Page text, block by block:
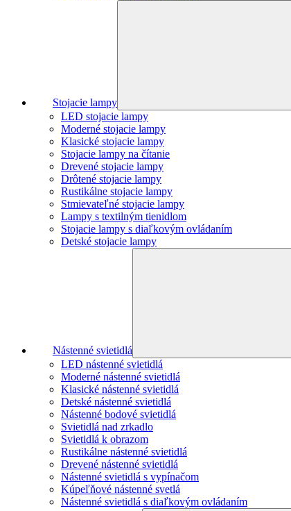
Stojacie lampy
LED stojacie lampy
Moderné stojacie lampy
Klasické stojacie lampy
Stojacie lampy na čítanie
Drevené stojacie lampy
Drôtené stojacie lampy
Rustikálne stojacie lampy
Stmievateľné stojacie lampy
Lampy s textilným tienidlom
Stojacie lampy s diaľkovým ovládaním
Detské stojacie lampy
Nástenné svietidlá
LED nástenné svietidlá
Moderné nástenné svietidlá
Klasické nástenné svietidlá
Detské nástenné svietidlá
Nástenné bodové svietidlá
Svietidlá nad zrkadlo
Svietidlá k obrazom
Rustikálne nástenné svietidlá
Drevené nástenné svietidlá
Nástenné svietidlá s vypínačom
Kúpeľňové nástenné svetlá
Nástenné svietidlá s diaľkovým ovládaním